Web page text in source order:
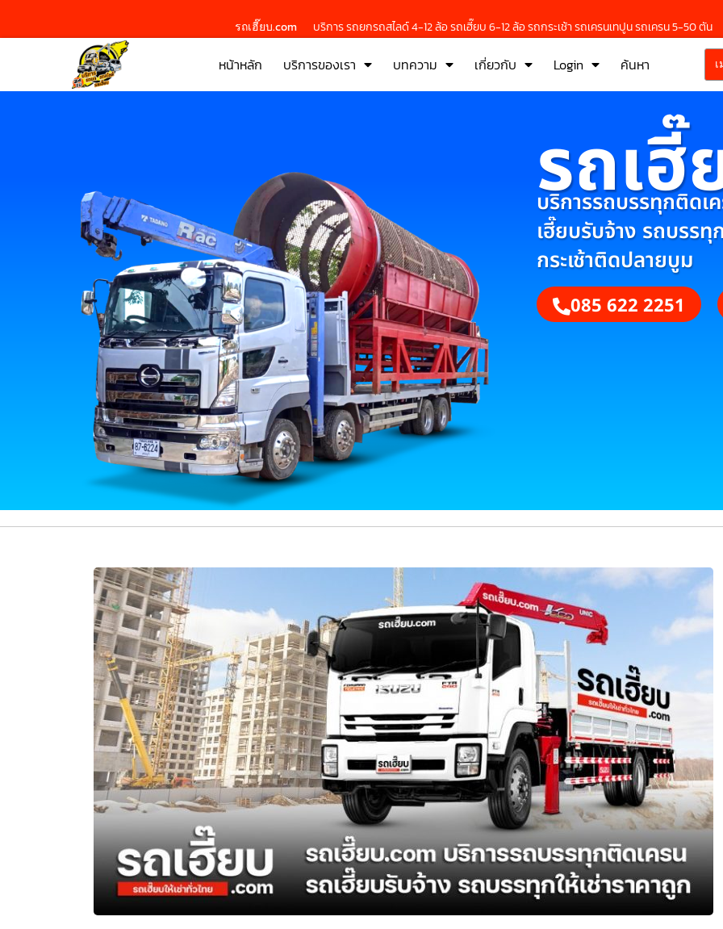
รถเฮี๊ยบ.com บริการ รถยกรถสไลด์ 4-12 ล้อ รถเฮี๊ยบ 6-12 ล้อ รถกระเช้า รถเครนเทปูน รถเครน 5-50 ตัน
หน้าหลัก บริการของเรา บทความ เกี่ยวกับ Login ค้นหา
รถเฮี๊
บริการรถบรรทุกติดเ
เฮี๊ยบรับจ้าง รถบรรทุ
กระเช้าติดปลายบูม
085 622 2251